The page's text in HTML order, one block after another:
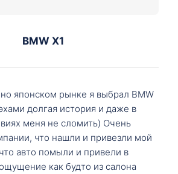
BMW X1
но японском рынке я выбрал BMW
долгая история и даже в
меня не сломить) Очень
что нашли и привезли мой
авто помыли и привели в
как будто из салона